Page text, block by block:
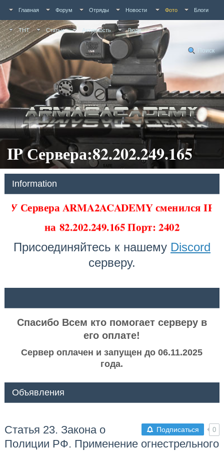
Главная Форум Отряды Новости Фото Блоги
ТНТ Статьи Активность Люди
Поиск
IP Сервера:82.202.249.165
Information
У Сервера ARMA2ACADEMY сменился IP
на82.202.249.165 Порт: 2402
Присоединяйтесь к нашему Discord
серверу.
Спасибо Всем кто помогает серверу в
его оплате!
Сервер оплачен и запущен до 06.11.2025
года.
Объявления
Подписаться 0
Статья 23. Закона о
Полиции РФ. Применение огнестрельного